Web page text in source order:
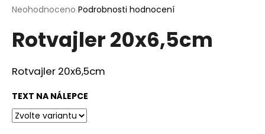
Průměrné
produktu
je
z
5
Neohodnoceno Podrobnosti hodnocení
Rotvajler 20x6,5cm
Rotvajler 20x6,5cm
TEXT NA NÁLEPCE
a
j
í
?